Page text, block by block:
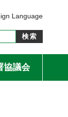
Language
協議会